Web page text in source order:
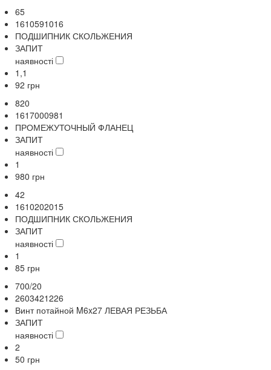
65
1610591016
ПОДШИПНИК СКОЛЬЖЕНИЯ
ЗАПИТ
наявності
1,1
92 грн
820
1617000981
ПРОМЕЖУТОЧНЫЙ ФЛАНЕЦ
ЗАПИТ
наявності
1
980 грн
42
1610202015
ПОДШИПНИК СКОЛЬЖЕНИЯ
ЗАПИТ
наявності
1
85 грн
700/20
2603421226
Винт потайной M6x27 ЛЕВАЯ РЕЗЬБА
ЗАПИТ
наявності
2
50 грн